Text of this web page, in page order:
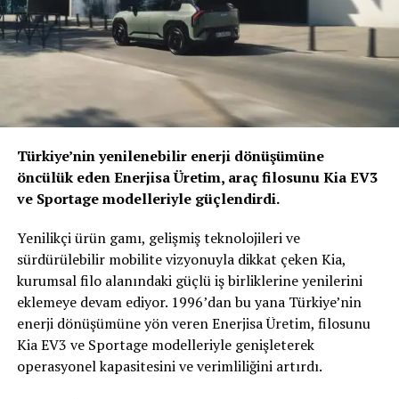
düzenlenecek.
Jaguar’ın Formula E yarışlarında edindiği tecrübeler,
tamamen elektrikli SUV modeli I-PACE’in gelişim
sürecinde önemli rol oynadı. Jaguar TCS Racing’in
Formula E programından faydalanarak geliştirdiği
Jaguar I-PACE’e oldukça verimli bir enerji geri kazanım
özelliği sağlıyor. Sahip olduğu 90kWh lityum-iyon
batarya ile kullanıcılarına WLTP normlarına göre 470
konumlandırılan iki ayrı elektrikli motor sayesinde 0-
100 km/s hızlanmasını 4.8 saniyede tamamlayarak 400
beygir güç ve 696 Nm tork üretiyor.
BENZER İÇERIKLER
UP NEXT
Mercedes-Benz Türk, Elektrikli Geleceğe Tam Şarj Hazır
Türkiye’nin yenilenebilir enerji dönüşümüne
öncülük eden Enerjisa Üretim, araç filosunu Kia EV3
ve Sportage modelleriyle güçlendirdi.
Yenilikçi ürün gamı, gelişmiş teknolojileri ve
sürdürülebilir mobilite vizyonuyla dikkat çeken Kia,
kurumsal filo alanındaki güçlü iş birliklerine yenilerini
eklemeye devam ediyor. 1996’dan bu yana Türkiye’nin
enerji dönüşümüne yön veren Enerjisa Üretim, filosunu
Kia EV3 ve Sportage modelleriyle genişleterek
operasyonel kapasitesini ve verimliliğini artırdı.